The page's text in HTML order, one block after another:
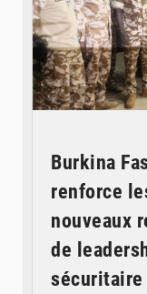
Burkina
renforce
nouveaux
de
sécuritaire